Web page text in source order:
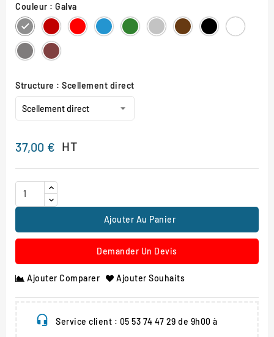
Couleur : Galva
Galva RAL
3004
RAL
3020
RAL
5010
RAL
6005
RAL
7044
RAL
8017
RAL
9005
RAL
9010
Gris
Procity
Aspect
Corten
Structure : Scellement direct
37,00 € HT
Ajouter Au Panier
Demander Un Devis
Ajouter Comparer Ajouter Souhaits
Service client : 05 53 74 47 29 de 9h00 à